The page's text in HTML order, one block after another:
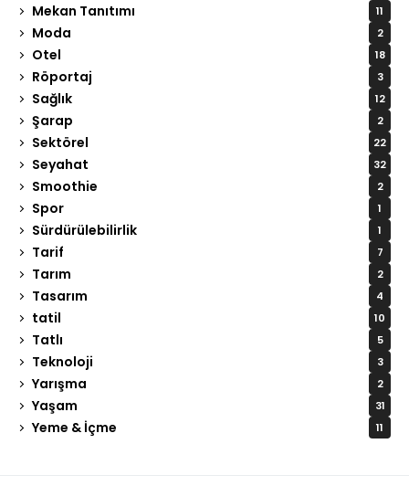
Mekan Tanıtımı 11
Moda 2
Otel 18
Röportaj 3
Sağlık 12
Şarap 2
Sektörel 22
Seyahat 32
Smoothie 2
Spor 1
Sürdürülebilirlik 1
Tarif 7
Tarım 2
Tasarım 4
tatil 10
Tatlı 5
Teknoloji 3
Yarışma 2
Yaşam 31
Yeme & İçme 11